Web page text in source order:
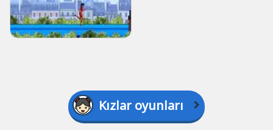
Kızlar oyunları